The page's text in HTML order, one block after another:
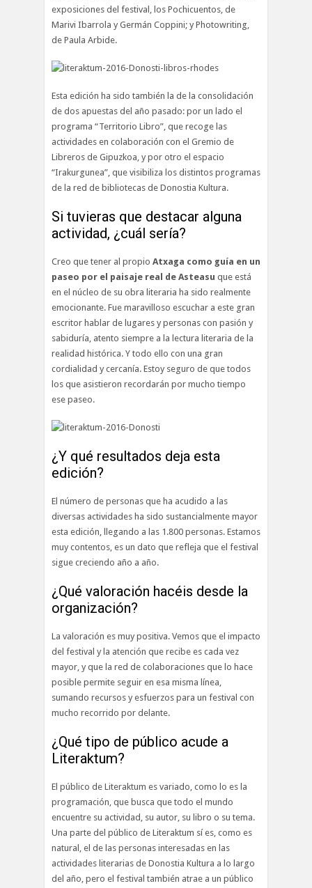
exposiciones del festival, los Pochicuentos, de
Marivi Ibarrola y Germán Coppini; y Photowriting,
de Paula Arbide.
Esta edición ha sido también la de la consolidación
de dos apuestas del año pasado: por un lado el
programa “Territorio Libro”, que recoge las
actividades en colaboración con el Gremio de
Libreros de Gipuzkoa, y por otro el espacio
“Irakurgunea”, que visibiliza los distintos programas
de la red de bibliotecas de Donostia Kultura.
Si tuvieras que destacar alguna
actividad, ¿cuál sería?
Creo que tener al propio Atxaga como guía en un
paseo por el paisaje real de Asteasu que está
en el núcleo de su obra literaria ha sido realmente
emocionante. Fue maravilloso escuchar a este gran
escritor hablar de lugares y personas con pasión y
sabiduría, atento siempre a la lectura literaria de la
realidad histórica. Y todo ello con una gran
cordialidad y cercanía. Estoy seguro de que todos
los que asistieron recordarán por mucho tiempo
ese paseo.
¿Y qué resultados deja esta
edición?
El número de personas que ha acudido a las
diversas actividades ha sido sustancialmente mayor
esta edición, llegando a las 1.800 personas. Estamos
muy contentos, es un dato que refleja que el festival
sigue creciendo año a año.
¿Qué valoración hacéis desde la
organización?
La valoración es muy positiva. Vemos que el impacto
del festival y la atención que recibe es cada vez
mayor, y que la red de colaboraciones que lo hace
posible permite seguir en esa misma línea,
sumando recursos y esfuerzos para un festival con
mucho recorrido por delante.
¿Qué tipo de público acude a
Literaktum?
El público de Literaktum es variado, como lo es la
programación, que busca que todo el mundo
encuentre su actividad, su autor, su libro o su tema.
Una parte del público de Literaktum sí es, como es
natural, el de las personas interesadas en las
actividades literarias de Donostia Kultura a lo largo
del año, pero el festival también atrae a un público